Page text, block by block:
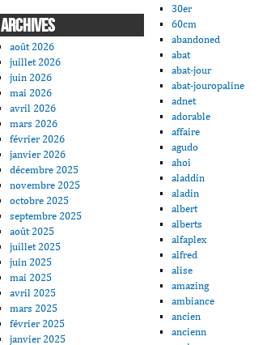
ARCHIVES
août 2026
juillet 2026
juin 2026
mai 2026
avril 2026
mars 2026
février 2026
janvier 2026
décembre 2025
novembre 2025
octobre 2025
septembre 2025
août 2025
juillet 2025
juin 2025
mai 2025
avril 2025
mars 2025
février 2025
janvier 2025
30er
60cm
abandoned
abat
abat-jour
abat-jouropaline
adnet
adorable
affaire
agudo
ahoi
aladdin
aladin
albert
alberts
alfaplex
alfred
alise
amazing
ambiance
ancien
ancienn